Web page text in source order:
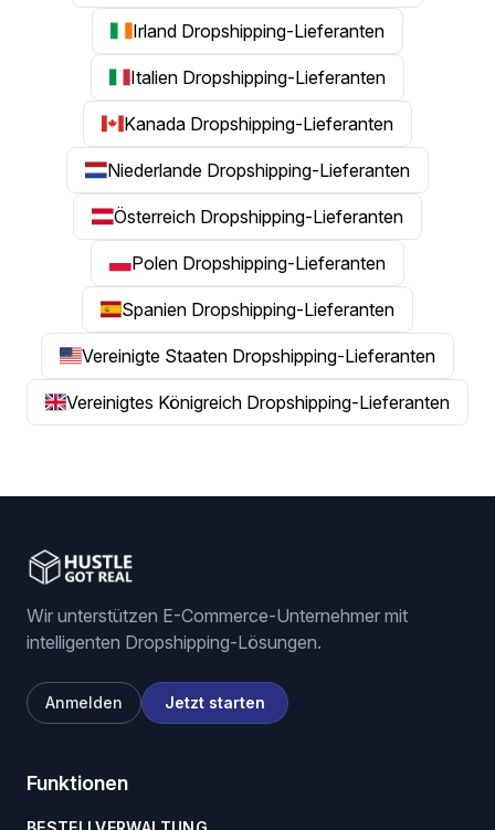
Irland Dropshipping-Lieferanten
Italien Dropshipping-Lieferanten
Kanada Dropshipping-Lieferanten
Niederlande Dropshipping-Lieferanten
Österreich Dropshipping-Lieferanten
Polen Dropshipping-Lieferanten
Spanien Dropshipping-Lieferanten
Vereinigte Staaten Dropshipping-Lieferanten
Vereinigtes Königreich Dropshipping-Lieferanten
Wir unterstützen E-Commerce-Unternehmer mit
intelligenten Dropshipping-Lösungen.
Anmelden Jetzt starten
Funktionen